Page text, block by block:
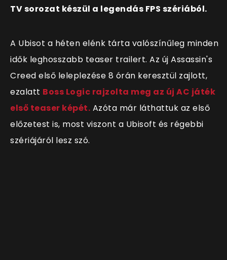
TV sorozat készül a legendás FPS szériából.
A Ubisot a héten elénk tárta valószínűleg minden
idők leghosszabb teaser trailert. Az új Assassin's
Creed első leleplezése 8 órán keresztül zajlott,
ezalatt Boss Logic rajzolta meg az új AC játék
első teaser képét. Azóta már láthattuk az első
előzetest is, most viszont a Ubisoft és régebbi
szériájáról lesz szó.